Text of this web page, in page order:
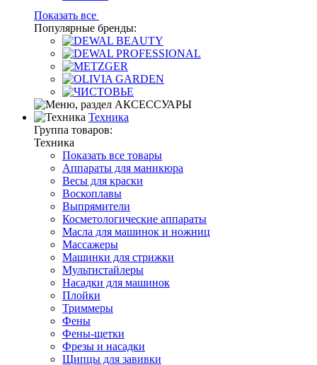
Показать все
Популярные бренды:
Техника
Группа товаров:
Техника
Показать все товары
Аппараты для маникюра
Весы для краски
Воскоплавы
Выпрямители
Косметологические аппараты
Масла для машинок и ножниц
Массажеры
Машинки для стрижки
Мультистайлеры
Насадки для машинок
Плойки
Триммеры
Фены
Фены-щетки
Фрезы и насадки
Щипцы для завивки